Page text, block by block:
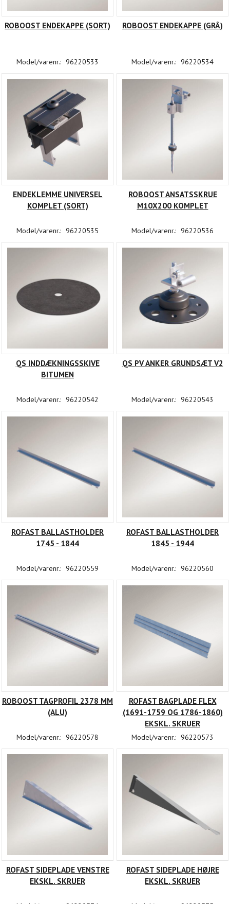
ROBOOST ENDEKAPPE (SORT)
Model/varenr.: 96220533
ROBOOST ENDEKAPPE (GRÅ)
Model/varenr.: 96220534
ENDEKLEMME UNIVERSEL
KOMPLET (SORT)
Model/varenr.: 96220535
ROBOOST ANSATSSKRUE
M10X200 KOMPLET
Model/varenr.: 96220536
QS INDDÆKNINGSSKIVE
BITUMEN
Model/varenr.: 96220542
QS PV ANKER GRUNDSÆT V2
Model/varenr.: 96220543
ROFAST BALLASTHOLDER
1745 - 1844
Model/varenr.: 96220559
ROFAST BALLASTHOLDER
1845 - 1944
Model/varenr.: 96220560
ROBOOST TAGPROFIL 2378 MM
(ALU)
Model/varenr.: 96220578
ROFAST BAGPLADE FLEX
(1691-1759 OG 1786-1860)
EKSKL. SKRUER
Model/varenr.: 96220573
ROFAST SIDEPLADE VENSTRE
EKSKL. SKRUER
ROFAST SIDEPLADE HØJRE
EKSKL. SKRUER